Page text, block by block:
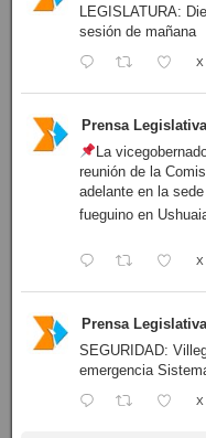
LEGISLATURA:
sesión de mañana
X
Prensa Legislativa
La
reunión de la
adelante en la
fueguino en
X
Prensa Legislativa
SEGURIDAD:
emergencia
X